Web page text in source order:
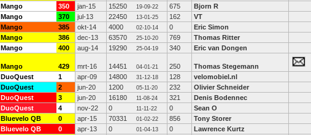
Mango 350 jan-15 15250 19-09-22 675 Bjorn R
Mango 370 jul-13 22450 13-01-25 162 VT
Mango 385 okt-14 4000 02-10-14 0 Eric Simon
Mango 386 dec-13 63570 25-10-20 769 Thomas Ritter
Mango 400 aug-14 19290 25-04-19 340 Eric van Dongen
Mango 429 mrt-16 14451 04-01-21 250 Thomas Stegemann
DuoQuest 1 apr-09 14800 31-12-18 128 velomobiel.nl
DuoQuest 2 jun-20 1200 05-11-20 232 Olivier Schneider
DuoQuest 3 jun-20 16180 11-08-24 321 Denis Bodennec
DuoQuest 4 nov-22 0 11-11-22 0 Sean O
Bluevelo QB 0 apr-15 70331 01-02-22 856 Tony Storer
Bluevelo QB 0 apr-13 0 01-04-13 0 Lawrence Kurtz